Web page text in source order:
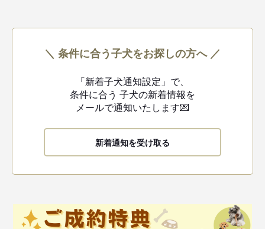
＼ 条件に合う子犬をお探しの方へ ／
「新着子犬通知設定」で、
条件に合う 子犬の新着情報を
メールで通知いたします💌
新着通知を受け取る